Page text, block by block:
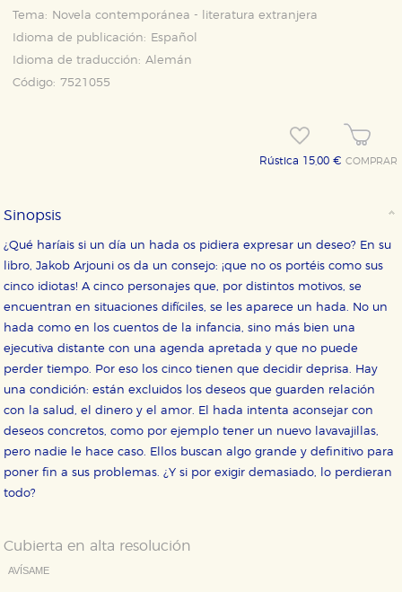
Tema:
Novela contemporánea - literatura extranjera
Idioma de publicación:
Español
Idioma de traducción: Alemán
Código: 7521055
Rústica 15,00 €COMPRAR
Sinopsis
¿Qué haríais si un día un hada os pidiera expresar un deseo? En su
libro, Jakob Arjouni os da un consejo: ¡que no os portéis como sus
cinco idiotas! A cinco personajes que, por distintos motivos, se
encuentran en situaciones difíciles, se les aparece un hada. No un
hada como en los cuentos de la infancia, sino más bien una
ejecutiva distante con una agenda apretada y que no puede
perder tiempo. Por eso los cinco tienen que decidir deprisa. Hay
una condición: están excluidos los deseos que guarden relación
con la salud, el dinero y el amor. El hada intenta aconsejar con
deseos concretos, como por ejemplo tener un nuevo lavavajillas,
pero nadie le hace caso. Ellos buscan algo grande y definitivo para
poner fin a sus problemas. ¿Y si por exigir demasiado, lo perdieran
todo?
Cubierta en alta resolución
AVÍSAME
CONFIGURACIÓN DE COOKIES
Cookies necesarias
Estas cookies son necesarias para que nuestro sitio
web funcione y no es posible deshabilitarlas desde
nuestro sistema. Es posible hacerlo desde el
navegador, pero en ese caso es posible que algunas
áreas de nuestra web dejen de funcionar
correctamente.
Cookies de rendimiento y analíticas
Estas cookies se utilizan para mejorar su experiencia
de navegación y optimizar el funcionamiento de
servicios para que no tenga que reconfigurarlos cada
vez que nos visita. La información es agregada y, por lo
Cookies de publicidad y redes sociales
que se basan en la identificación única de su